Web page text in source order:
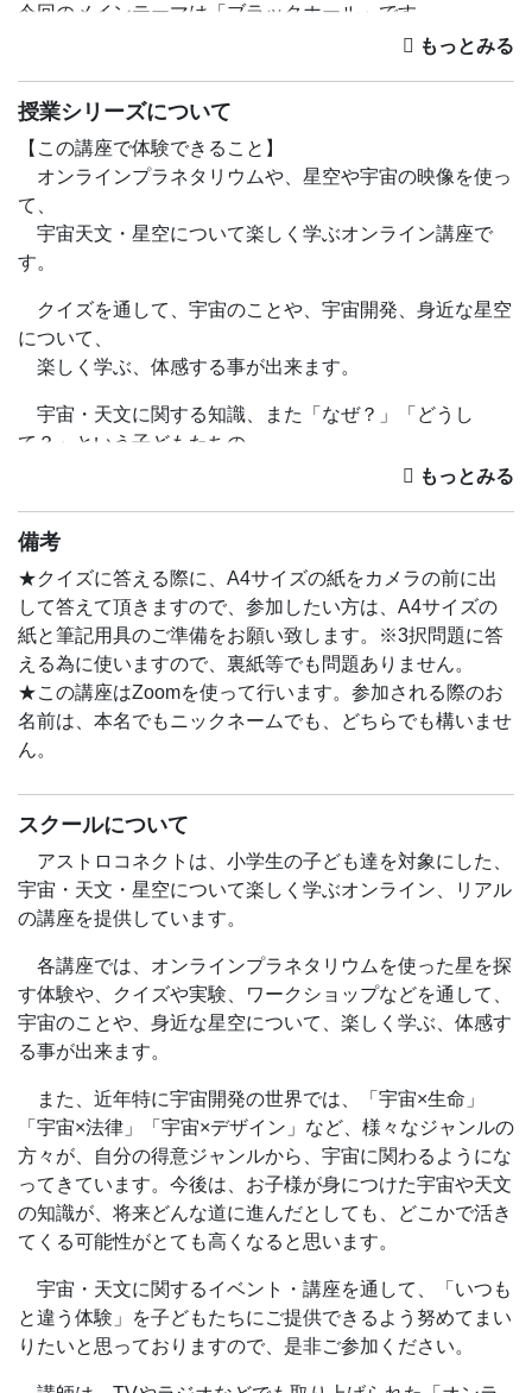
今回のメインテーマは「ブラックホール」です。
数ある天体のなかで、もっとも不思議でもっともナゾな天
体と言われるのが「ブラックホール」です。
なんでも吸い込むという「ブラックホール」。
吸い込まれるとどうなるのか？
そもそも「ブラックホール」ってなんなのか？
本当にあるのか？
そんな「ブラックホール」のナゾにせまります！
【この講座で体験できること】
オンラインプラネタリウムや、星空や宇宙の映像を使っ
て、
宇宙天文・星空について楽しく学ぶオンライン講座です。
クイズを通して、宇宙のことや、宇宙開発、身近な星空に
宇宙・天文に関する知識、また「なぜ？」「どうして？」
という子どもたちの
「知的好奇心」は、子どもたちの視野を広げ、未来の可能
性を広げる物になります。
この講座を通して、子どもたちの視野・未来が少しでも広
がることで、
子どもたちが喜んで、楽しんで、幸せになる事を願って企
画・開催いたします。
【今回の講座概要】
★今日は何が見えるの？オンラインプラネタリウムで今
夜の夜空を楽しもう！
★「ブラックホール」って何？だれがみつけたの？
★「ブラックホール」ってどこにあるの？見ることでき
★質問コーナー
※途中で3択のクイズを出します。クイズに参加したい方
はビデオをONにしてご参加下さい。
さい。3択クイズの答えを書いて、
画面に見える形でクイズに答えます。
（クイズに参加するかしないかはご自由にお選び頂けま
す）
【講師紹介】
ネクト 代表取締役
高校生から天文の世界に入り、高校、大学では自作プラ
ネタリウム製作、天体写真撮影などを行う。
長年カメラメーカーにてレンズ設計に従事。2019年、
授業シリーズについて
【この講座で体験できること】
オンラインプラネタリウムや、星空や宇宙の映像を使っ
て、
宇宙天文・星空について楽しく学ぶオンライン講座で
す。
クイズを通して、宇宙のことや、宇宙開発、身近な星空
について、
楽しく学ぶ、体感する事が出来ます。
宇宙・天文に関する知識、また「なぜ？」「どうし
て？」という子どもたちの
「知的好奇心」は、子どもたちの視野を広げ、未来の可
この講座を通して、子どもたちの視野・未来が少しでも
広がることで、
子どもたちが喜んで、楽しんで、幸せになる事を願って
企画・開催いたします。
【講師紹介】
荒井 大作（あらい だいさく） 株式会社アストロコ
ネクト 代表取締役
高校生から天文の世界に入り、高校、大学では自作プラ
ネタリウム製作、天体写真撮影などを行う。
2019年、宇宙と人を繋いで、感動を届けたいと思い
「株式会社アストロコネクト」を起業。
荒井先生のインタビュー記事
https://www.kidsweekend.jp/magazine/articles/te_interview
_araidaisaku
【メディア出演】
TBSラジオ「こどもでんわそうだんしつ」/テレビ東京
「秒でNEWS180」
【受賞履歴】
2020年 / 2021年 子育て・キッズ部門優秀講座賞 受賞
【主催：ストリートアカデミー】
2021年 スクール賞グランプリ、2022年、2024年先生部
門準グランプリ【主催：キッズウィークエンド】
★☆★☆★☆★☆★☆★☆★☆★☆★☆★☆★☆★☆★☆★☆★
☆★☆★☆★☆★☆★☆★☆★☆★☆★☆★☆★☆
講師の荒井さんをはじめ、星の世界を楽しく、面白く伝え
備考
★クイズに答える際に、A4サイズの紙をカメラの前に出
して答えて頂きますので、参加したい方は、A4サイズの
紙と筆記用具のご準備をお願い致します。※3択問題に答
える為に使いますので、裏紙等でも問題ありません。
★この講座はZoomを使って行います。参加される際のお
名前は、本名でもニックネームでも、どちらでも構いませ
ん。
スクールについて
アストロコネクトは、小学生の子ども達を対象にした、
宇宙・天文・星空について楽しく学ぶオンライン、リアル
の講座を提供しています。
各講座では、オンラインプラネタリウムを使った星を探
す体験や、クイズや実験、ワークショップなどを通して、
宇宙のことや、身近な星空について、楽しく学ぶ、体感す
る事が出来ます。
また、近年特に宇宙開発の世界では、「宇宙×生命」
「宇宙×法律」「宇宙×デザイン」など、様々なジャンルの
方々が、自分の得意ジャンルから、宇宙に関わるようにな
ってきています。今後は、お子様が身につけた宇宙や天文
の知識が、将来どんな道に進んだとしても、どこかで活き
てくる可能性がとても高くなると思います。
宇宙・天文に関するイベント・講座を通して、「いつも
と違う体験」を子どもたちにご提供できるよう努めてまい
りたいと思っておりますので、是非ご参加ください。